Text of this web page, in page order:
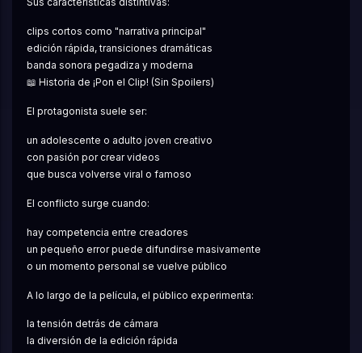
clips cortos como "narrativa principal"
edición rápida, transiciones dramáticas
banda sonora pegadiza y moderna
📖 Historia de ¡Pon el Clip! (Sin Spoilers)
El protagonista suele ser:
un adolescente o adulto joven creativo
con pasión por crear videos
que busca volverse viral o famoso
El conflicto surge cuando:
hay competencia entre creadores
un pequeño error puede difundirse masivamente
o un momento personal se vuelve público
A lo largo de la película, el público experimenta:
la tensión detrás de cámara
la diversión de la edición rápida